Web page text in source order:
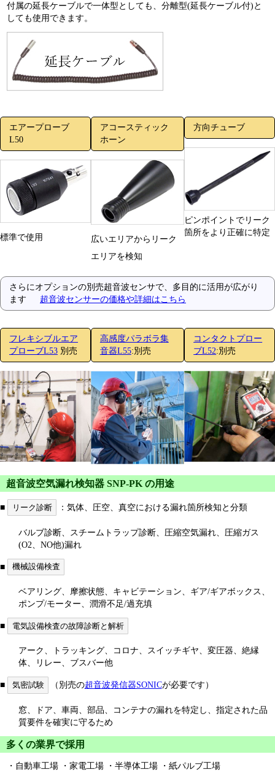
付属の延長ケーブルで一体型としても、分離型(延長ケーブル付)と
しても使用できます。
エアープローブ
L50
標準で使用
アコースティック
ホーン
広いエリアからリーク
エリアを検知
方向チューブ
ピンポイントでリーク
箇所をより正確に特定
さらにオプションの別売超音波センサで、多目的に活用が広がり
ます 超音波センサーの価格や詳細はこちら
フレキシブルエア
プローブL53 別売
高感度パラボラ集
音器L55:別売
コンタクトプロー
ブL52:別売
超音波空気漏れ検知器 SNP-PK の用途
■ リーク診断 ：気体、圧空、真空における漏れ箇所検知と分類
バルブ診断、スチームトラップ診断、圧縮空気漏れ、圧縮ガス
(O2、NO他)漏れ
■ 機械設備検査
ベアリング、摩擦状態、キャビテーション、ギア/ギアボックス、
ポンプ/モーター、潤滑不足/過充填
■ 電気設備検査の故障診断と解析
アーク、トラッキング、コロナ、スイッチギヤ、変圧器、絶縁
体、リレー、ブスバー他
■ 気密試験 （別売の超音波発信器SONICが必要です）
窓、ドア、車両、部品、コンテナの漏れを特定し、指定された品
質要件を確実に守るため
多くの業界で採用
・自動車工場 ・家電工場 ・半導体工場 ・紙パルブ工場